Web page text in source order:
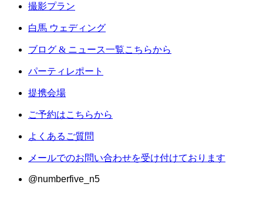
撮影プラン
白馬 ウェディング
ブログ & ニュース一覧こちらから
パーティレポート
提携会場
ご予約はこちらから
よくあるご質問
メールでのお問い合わせを受け付けております
@numberfive_n5